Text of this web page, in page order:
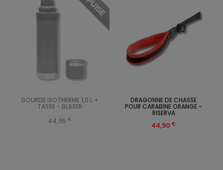
GOURDE ISOTHERME 1,0 L +
TASSE - BLASER
44,95 €
DRAGONNE DE CHASSE
POUR CARABINE ORANGE -
RISERVA
44,90 €